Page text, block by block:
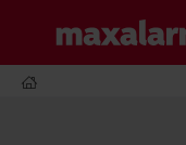
hlavnému
obsahu
www.maxalarm.sk